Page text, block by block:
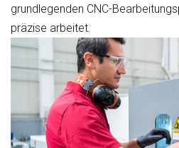
grundlegenden CNC-
präzise arbeitet.